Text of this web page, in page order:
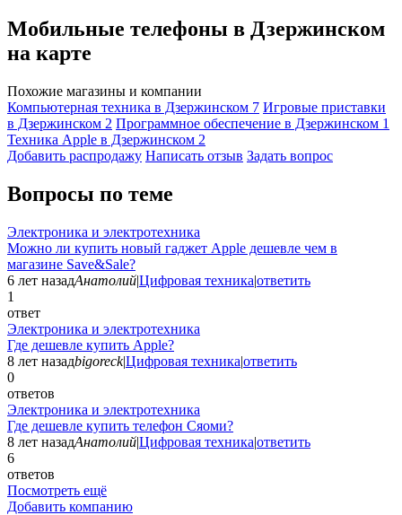
Мобильные телефоны в Дзержинском
на карте
Похожие магазины и компании
Компьютерная техника в Дзержинском 7 Игровые приставки
в Дзержинском 2 Программное обеспечение в Дзержинском 1
Техника Apple в Дзержинском 2
Добавить раcпродажу Написать отзыв Задать вопрос
Вопросы по теме
Электроника и электротехника
Можно ли купить новый гаджет Apple дешевле чем в
магазине Save&Sale?
6 лет назадАнатолий|Цифровая техника|ответить
1
ответ
Электроника и электротехника
Где дешевле купить Apple?
8 лет назадbigoreck|Цифровая техника|ответить
0
ответов
Электроника и электротехника
Где дешевле купить телефон Сяоми?
8 лет назадАнатолий|Цифровая техника|ответить
6
ответов
Посмотреть ещё
Добавить компанию